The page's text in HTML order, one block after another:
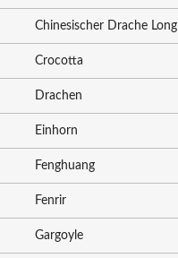
Chinesischer Drache Long
Crocotta
Drachen
Einhorn
Fenghuang
Fenrir
Gargoyle